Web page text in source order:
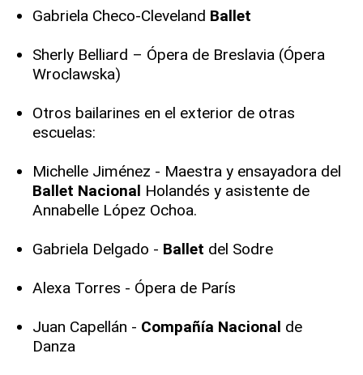
Gabriela Checo-Cleveland Ballet
Sherly Belliard – Ópera de Breslavia (Ópera
Wroclawska)
Otros bailarines en el exterior de otras
escuelas:
Michelle Jiménez - Maestra y ensayadora del
Ballet Nacional Holandés y asistente de
Annabelle López Ochoa.
Gabriela Delgado - Ballet del Sodre
Alexa Torres - Ópera de París
Juan Capellán - Compañía Nacional de
Danza